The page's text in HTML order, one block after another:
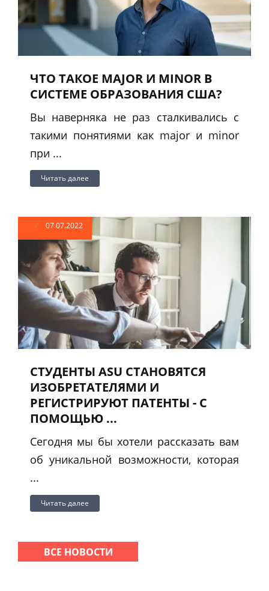
ЧТО ТАКОЕ MAJOR И MINOR В
СИСТЕМЕ ОБРАЗОВАНИЯ США?
Вы наверняка не раз сталкивались с
такими понятиями как major и minor
при ...
Читать далее
07.07.2022
СТУДЕНТЫ ASU СТАНОВЯТСЯ
ИЗОБРЕТАТЕЛЯМИ И
РЕГИСТРИРУЮТ ПАТЕНТЫ - С
ПОМОЩЬЮ ...
Сегодня мы бы хотели рассказать вам
об уникальной возможности, которая
...
Читать далее
ВСЕ НОВОСТИ